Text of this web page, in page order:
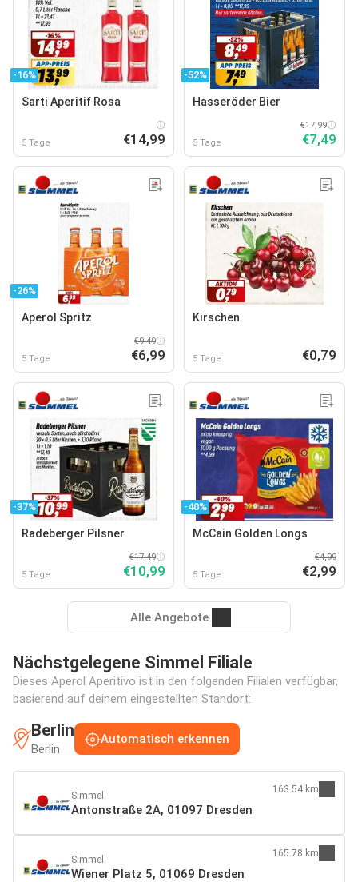
-16%
Sarti Aperitif Rosa
5 Tage €14,99
-52%
Hasseröder Bier
5 Tage
€17,99
€7,49
-26%
Aperol Spritz
5 Tage
€9,49
€6,99
Kirschen
5 Tage €0,79
-37%
Radeberger Pilsner
5 Tage
€17,49
€10,99
-40%
McCain Golden Longs
5 Tage
€4,99
€2,99
Alle Angebote
Nächstgelegene Simmel Filiale
Dieses Aperol Aperitivo ist in den folgenden Filialen verfügbar,
basierend auf deinem eingestellten Standort:
Berlin
Berlin
Automatisch erkennen
Simmel
Antonstraße 2A, 01097 Dresden
163.54 km
Simmel
Wiener Platz 5, 01069 Dresden
165.78 km